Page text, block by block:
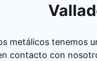
metálicos tenemos
contacto con